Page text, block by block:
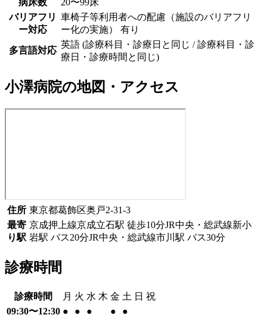
病床数
20〜99床
バリアフリ
ー対応
車椅子等利用者への配慮（施設のバリアフリ
ー化の実施） 有り
多言語対応
英語 (診療科目・診療日と同じ / 診療科目・診
療日・診療時間と同じ)
小澤病院の地図・アクセス
住所 東京都葛飾区奥戸2-31-3
最寄
り駅
京成押上線京成立石駅 徒歩10分JR中央・総武線新小
岩駅 バス20分JR中央・総武線市川駅 バス30分
診療時間
診療時間 月 火 水 木 金 土 日 祝
09:30〜12:30 ● ● ● ● ●